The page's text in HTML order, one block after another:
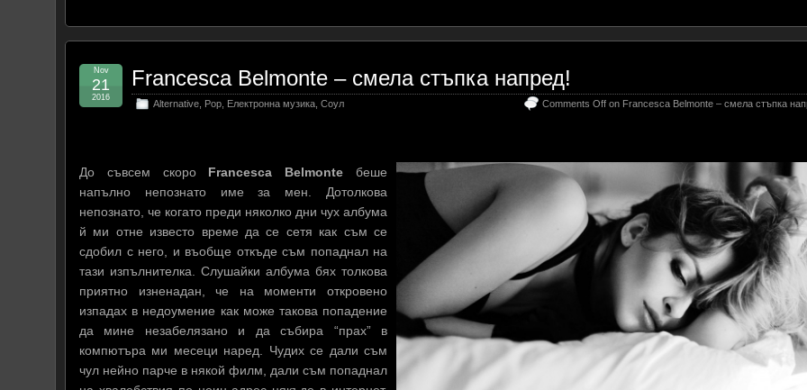
Francesca Belmonte – смела стъпка напред!
Alternative Pop Електронна музика Соул Comments Off on Francesca Belmonte – смела стъпка
Nov
21
2016
До съвсем скоро Francesca Belmonteбеше
напълно непознато име за мен. Дотолкова
непознато, че когато преди няколко дни чух албума
й ми отне известо време да се сетя как съм се
сдобил с него, и въобще откъде съм попаднал на
тази изпълнителка. Слушайки албума бях толкова
приятно изненадан, че на моменти откровено
изпадах в недоумение как може такова попадение
да мине незабелязано и да събира “прах” в
компютъра ми месеци наред. Чудих се дали съм
чул нейно парче в някой филм, дали съм попаднал